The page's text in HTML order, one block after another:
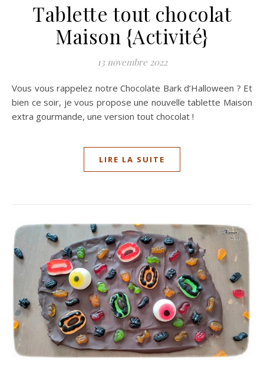
Tablette tout chocolat
Maison {Activité}
13 novembre 2022
Vous vous rappelez notre Chocolate Bark d’Halloween ? Et
bien ce soir, je vous propose une nouvelle tablette Maison
extra gourmande, une version tout chocolat !
LIRE LA SUITE